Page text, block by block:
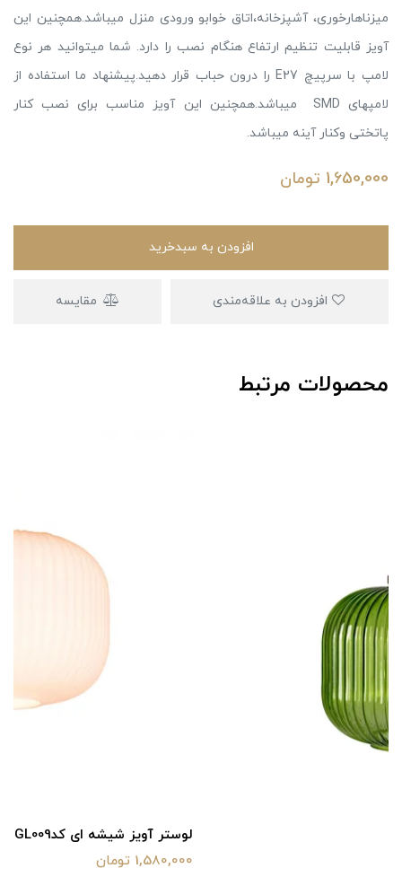
میزناهارخوری، آشپزخانه،اتاق خوابو ورودی منزل میباشد.همچنین این
آویز قابلیت تنظیم ارتفاع هنگام نصب را دارد. شما میتوانید هر نوع
لامپ با سرپیچ E27 را درون حباب قرار دهید.پیشنهاد ما استفاده از
لامپهای SMD میباشد.همچنین این آویز مناسب برای نصب کنار
پاتختی وکنار آینه میباشد.
1,650,000 تومان
افزودن به سبدخرید
مقایسه
محصولات مرتبط